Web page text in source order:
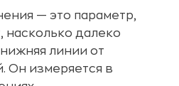
— это параметр,
насколько далеко
линии от
Он измеряется в